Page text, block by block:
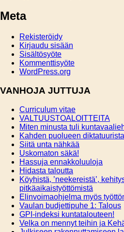
Meta
Rekisteröidy
Kirjaudu sisään
Sisältösyöte
Kommenttisyöte
WordPress.org
VANHOJA JUTTUJA
Curriculum vitae
VALTUUSTOALOITTEITA
Miten minusta tuli
Kahden puolueen diktatuurista
Siitä unta nähkää
Uskomaton säkä!
Hassuja ennakkoluuloja
Hidasta taloutta
Köyhistä, ’neekereistä’,
pitkäaikaistyöttömistä
Elinvoimaohjelma myös
Vaulan budjettipuhe 1: Talous
GPI-indeksi kuntatalouteen!
Velka on mennyt teihin ja